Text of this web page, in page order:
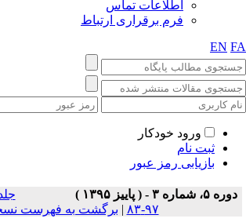
اطلاعات تماس
فرم برقراری ارتباط
EN
ورود خودکار
ثبت نام
بازیابی رمز عبور
دوره ۵، شماره ۳ - ( پاییز ۱۳۹۵ )
۹۷-۸۳
| برگشت به فهرست